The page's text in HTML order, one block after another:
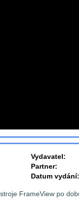
Vydavatel:
Partner:
Datum vydání:
FrameView po